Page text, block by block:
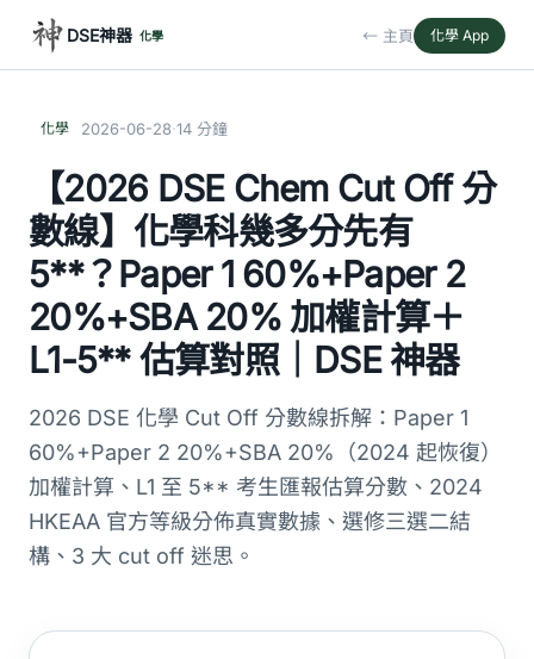
DSE神器 化學 ← 主頁 化學 App
化學 2026-06-28·14 分鐘
【2026 DSE Chem Cut Off 分
數線】化學科幾多分先有
5**？Paper 1 60%+Paper 2
20%+SBA 20% 加權計算＋
L1-5** 估算對照｜DSE 神器
2026 DSE 化學 Cut Off 分數線拆解：Paper 1
60%+Paper 2 20%+SBA 20%（2024 起恢復）
加權計算、L1 至 5** 考生匯報估算分數、2024
HKEAA 官方等級分佈真實數據、選修三選二結
構、3 大 cut off 迷思。